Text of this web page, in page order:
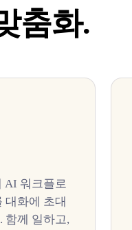
춤화.
AI 워크플로
대화에 초대
함께 일하고,